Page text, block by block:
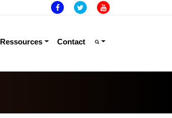
Ressources Contact